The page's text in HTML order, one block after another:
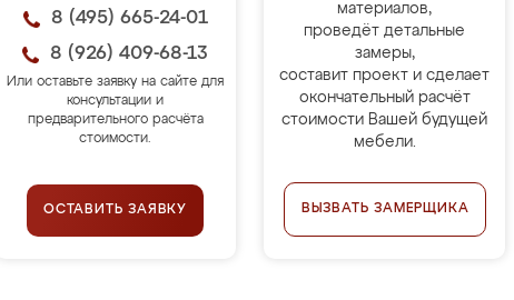
8 (495) 665-24-01
8 (926) 409-68-13
Или оставьте заявку на сайте для
консультации и
предварительного расчёта
стоимости.
ОСТАВИТЬ ЗАЯВКУ
материалов,
проведёт детальные
замеры,
составит проект и сделает
окончательный расчёт
стоимости Вашей будущей
мебели.
ВЫЗВАТЬ ЗАМЕРЩИКА